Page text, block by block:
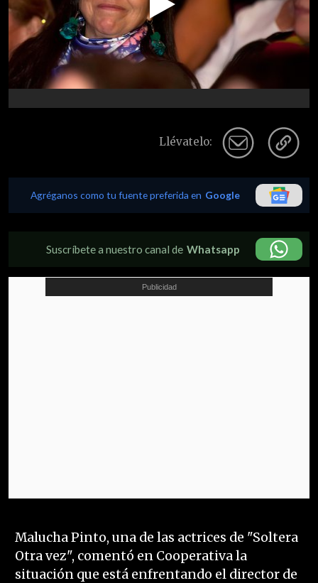
Play
Video
Llévatelo:
Agréganos como tu fuente preferida en Google
Suscríbete a nuestro canal de Whatsapp
Malucha Pinto, una de las actrices de "Soltera
Otra vez", comentó en Cooperativa la
situación que está enfrentando el director de